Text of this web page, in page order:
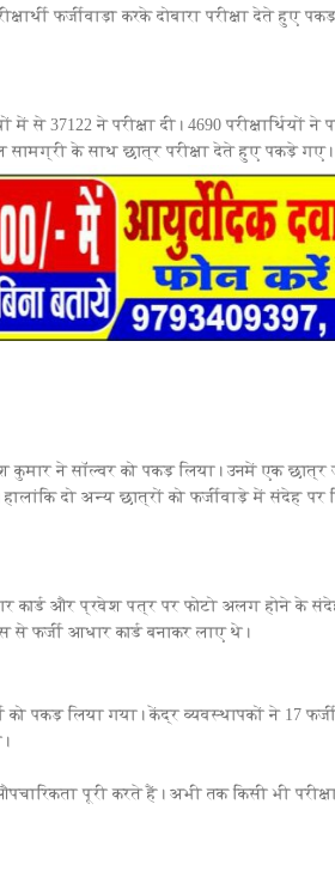
फर्जीवाड़ा करके दोबारा परीक्षा देते हुए
से 37122 ने परीक्षा दी। 4690 परीक्षार्थियों
के साथ छात्र परीक्षा देते हुए पकड़े गए।
ने सॉल्वर को पकड़ लिया। उनमें एक छात्र
दो अन्य छात्रों को फर्जीवाड़े में संदेह पर
कार्ड और प्रवेश पत्र पर फोटो अलग होने के
से फर्जी आधार कार्ड बनाकर लाए थे।
पकड़ लिया गया। केंद्र व्यवस्थापकों ने 17 फर्जी
पूरी करते हैं। अभी तक किसी भी